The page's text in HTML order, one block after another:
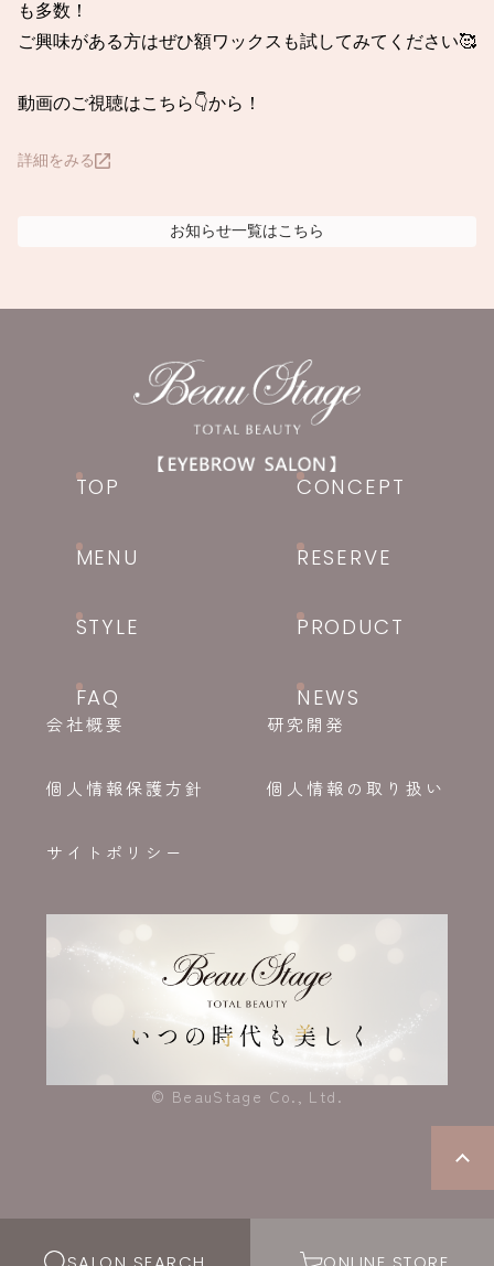
も多数！
ご興味がある方はぜひ額ワックスも試してみてください🥰
動画のご視聴はこちら👇から！
詳細をみる
お知らせ一覧はこちら
TOP CONCEPT
MENU RESERVE
STYLE PRODUCT
FAQ NEWS
会社概要 研究開発
個人情報保護方針 個人情報の取り扱い
サイトポリシー
© BeauStage Co., Ltd.